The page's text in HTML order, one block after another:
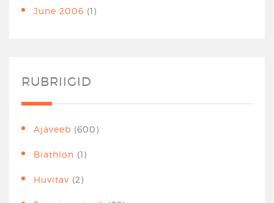
June 2006 (1)
RUBRIIGID
Ajaveeb (600)
Biathlon (1)
Huvitav (2)